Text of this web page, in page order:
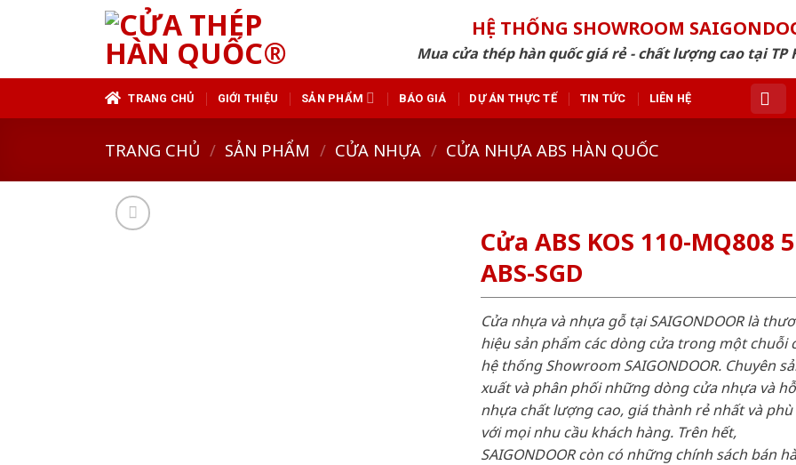
HỆ THỐNG SHOWROOM
Mua cửa thép hàn quốc giá rẻ - chất lượng cao tại TP
TRANG CHỦ GIỚI THIỆU SẢN PHẨM BÁO GIÁ DỰ ÁN THỰC TẾ TIN TỨC LIÊN HỆ
TRANG CHỦ / SẢN PHẨM / CỬA NHỰA / CỬA NHỰA ABS HÀN QUỐC
Cửa ABS KOS 110-MQ808
ABS-SGD
Cửa nhựa và nhựa gỗ tại SAIGONDOOR là
hiệu sản phẩm các dòng cửa trong một chuỗi
hệ thống Showroom SAIGONDOOR. Chuyên
xuất và phân phối những dòng cửa nhựa và
nhựa chất lượng cao, giá thành rẻ nhất và
với mọi nhu cầu khách hàng. Trên hết,
SAIGONDOOR còn có những chính sách bán